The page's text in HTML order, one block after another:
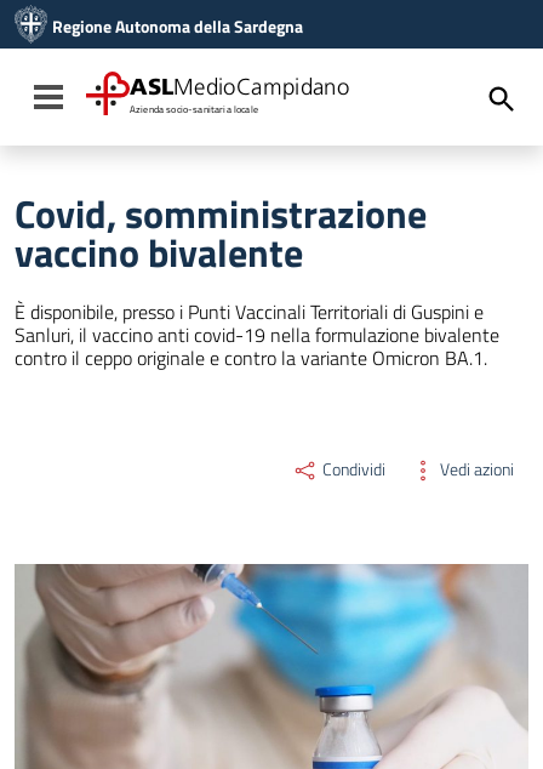
Vai al menu di navigazione
Vai al footer
Regione Autonoma della Sardegna
Toggle navigation
ASLMedioCampidano
Azienda socio-sanitaria locale
Covid, somministrazione
vaccino bivalente
È disponibile, presso i Punti Vaccinali Territoriali di Guspini e
Sanluri, il vaccino anti covid-19 nella formulazione bivalente
contro il ceppo originale e contro la variante Omicron BA.1.
Condividi Vedi azioni